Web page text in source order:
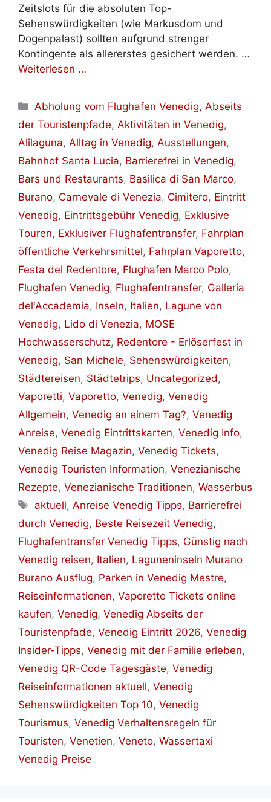
Zeitslots für die absoluten Top-
Sehenswürdigkeiten (wie Markusdom und
Dogenpalast) sollten aufgrund strenger
Kontingente als allererstes gesichert werden. …
Weiterlesen …
Kategorien
Abholung vom Flughafen Venedig, Abseits
der Touristenpfade, Aktivitäten in Venedig,
Alilaguna, Alltag in Venedig, Ausstellungen,
Bahnhof Santa Lucia, Barrierefrei in Venedig,
Bars und Restaurants, Basilica di San Marco,
Burano, Carnevale di Venezia, Cimitero, Eintritt
Venedig, Eintrittsgebühr Venedig, Exklusive
Touren, Exklusiver Flughafentransfer, Fahrplan
öffentliche Verkehrsmittel, Fahrplan Vaporetto,
Festa del Redentore, Flughafen Marco Polo,
Flughafen Venedig, Flughafentransfer, Galleria
del'Accademia, Inseln, Italien, Lagune von
Venedig, Lido di Venezia, MOSE
Hochwasserschutz, Redentore - Erlöserfest in
Venedig, San Michele, Sehenswürdigkeiten,
Städtereisen, Städtetrips, Uncategorized ,
Vaporetti, Vaporetto, Venedig, Venedig
Allgemein, Venedig an einem Tag?, Venedig
Anreise, Venedig Eintrittskarten, Venedig Info,
Venedig Reise Magazin, Venedig Tickets,
Venedig Touristen Information, Venezianische
Rezepte, Venezianische Traditionen, Wasserbus
Schlagwörter
aktuell, Anreise Venedig Tipps, Barrierefrei
durch Venedig, Beste Reisezeit Venedig,
Flughafentransfer Venedig Tipps, Günstig nach
Venedig reisen, Italien, Laguneninseln Murano
Burano Ausflug, Parken in Venedig Mestre,
Reiseinformationen, Vaporetto Tickets online
kaufen, Venedig, Venedig Abseits der
Touristenpfade, Venedig Eintritt 2026, Venedig
Insider-Tipps, Venedig mit der Familie erleben,
Venedig QR-Code Tagesgäste, Venedig
Reiseinformationen aktuell, Venedig
Sehenswürdigkeiten Top 10, Venedig
Tourismus, Venedig Verhaltensregeln für
Touristen, Venetien, Veneto, Wassertaxi
Venedig Preise